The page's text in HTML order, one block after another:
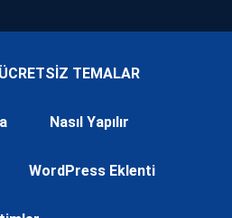
ÜCRETSİZ TEMALAR
Nasıl Yapılır
WordPress Eklenti